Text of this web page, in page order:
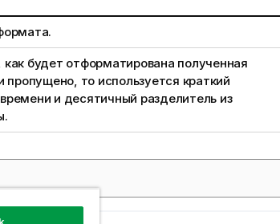
будет отформатирована полученная
пропущено, то используется краткий
и десятичный разделитель из